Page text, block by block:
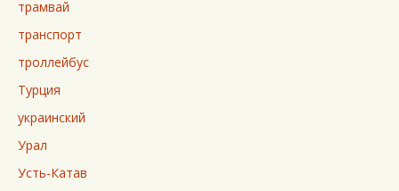
трамвай
транспорт
троллейбус
Турция
украинский
Урал
Усть-Катав